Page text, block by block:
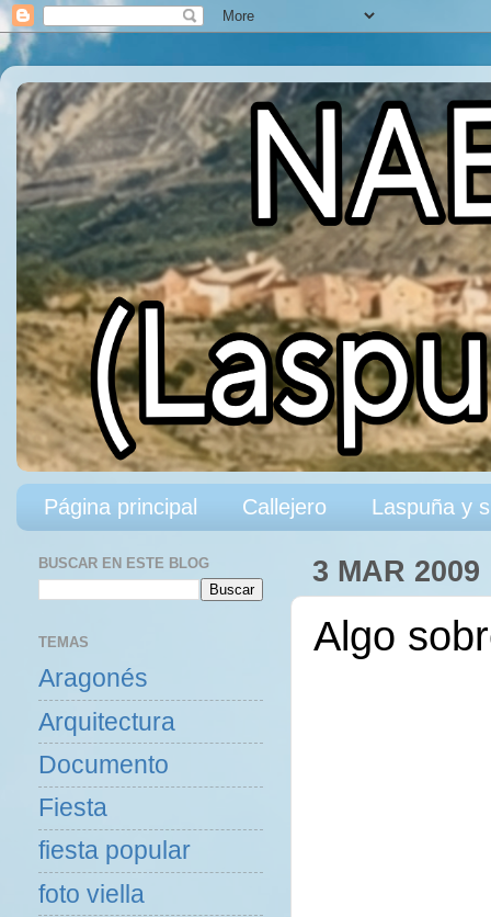
Página principal Callejero Laspuña y
3 MAR 2009
Algo
BUSCAR EN ESTE BLOG
TEMAS
Aragonés
Arquitectura
Documento
Fiesta
fiesta popular
foto viella